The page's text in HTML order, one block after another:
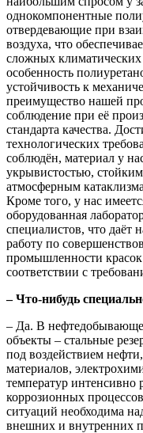
однокомпонентные
отвердевающие при
воздуха, что
сложных
особенность
устойчивость к
преимущество нашей
соблюдение при её
стандарта качества.
технологических
соблюдён, материал у
укрывистостью,
атмосферным
Кроме того, у нас
оборудованная
специалистов, что даёт
работу по
промышленности красок
соответствии с
– Что-нибудь
– Да. В
объекты – стальные
под воздействием
материалов,
температур интенсивно
коррозионных
ситуаций необходима
внешних и внутренних